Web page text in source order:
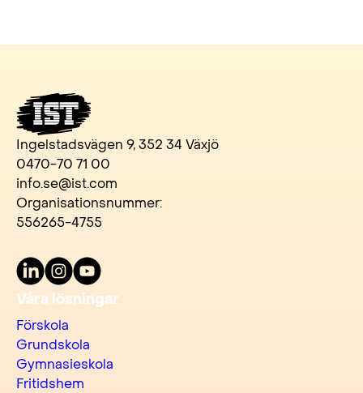
Ingelstadsvägen 9, 352 34 Växjö
0470-70 71 00
info.se@ist.com
Organisationsnummer:
556265-4755
LinkedInInstagram
Youtube
Våra lösningar
Förskola
Grundskola
Gymnasieskola
Fritidshem